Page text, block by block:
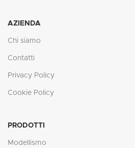
AZIENDA
Chi siamo
Contatti
Privacy Policy
Cookie Policy
PRODOTTI
Modellismo